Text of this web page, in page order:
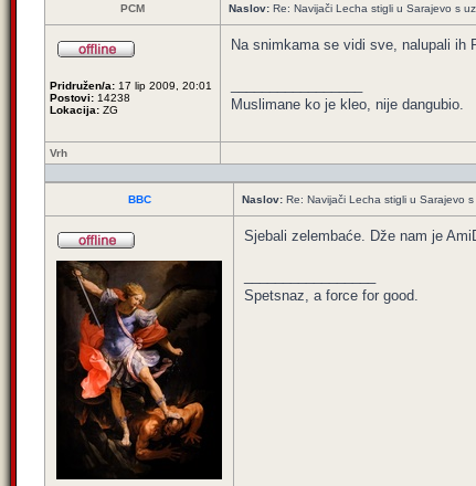
PCM Naslov: Re: Navijači Lecha stigli u Sarajevo s
Pridružen/a: 17 lip 2009, 20:01
Postovi: 14238
Lokacija: ZG
Na snimkama se vidi sve, nalupali ih
Muslimane ko je kleo, nije dangubio.
Vrh
BBC Naslov: Re: Navijači Lecha stigli u Sarajevo
Sjebali zelembaće. Dže nam je
Spetsnaz, a force for good.